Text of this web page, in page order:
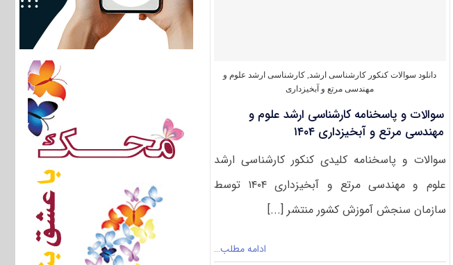
دانلود سوالات کنکور کارشناسی ارشد, کارشناسی ارشد علوم و
مهندسی مرتع و آبخیزداری
سوالات و پاسخنامه کارشناسی ارشد علوم و
مهندسی مرتع و آبخیزداری ۱۴۰۴
سوالات و پاسخنامه کلیدی کنکور کارشناسی ارشد
علوم و مهندسی مرتع و آبخیزداری ۱۴۰۴ توسط
سازمان سنجش آموزش کشور منتشر [...]
ادامه مطلب…